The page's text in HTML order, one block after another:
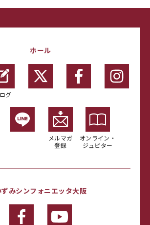
ホール
グ
メルマガ
登録
オンライン・
ジュピター
ずみシンフォニエッタ大阪